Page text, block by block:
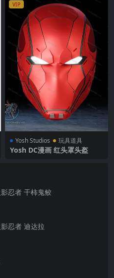
VIP
Yosh Studios 玩具道具
Yosh DC漫画 红头罩头盔
忍者 干柿鬼鲛
忍者 迪达拉